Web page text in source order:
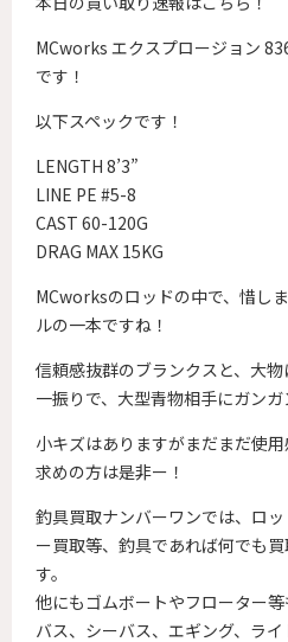
MCworks エクスプロージョン
です！
以下スペックです！
LENGTH 8’3”
LINE PE #5-8
CAST 60-120G
DRAG MAX 15KG
MCworksのロッドの中で、惜し
ルの一本ですね！
信頼感抜群のブランクスと、大
一振りで、大型青物相手にガンガ
小キズはありますがまだまだ使
求めの方は是非ー！
釣具買取ナンバーワンでは、ロ
ー買取等、釣具であれば何でも
す。
他にもゴムボートやフローター
バス、シーバス、エギング、ラ